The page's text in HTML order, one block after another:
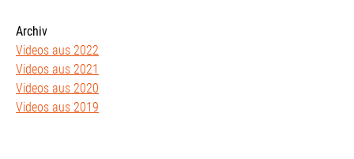
Archiv
Videos aus 2022
Videos aus 2021
Videos aus 2020
Videos aus 2019